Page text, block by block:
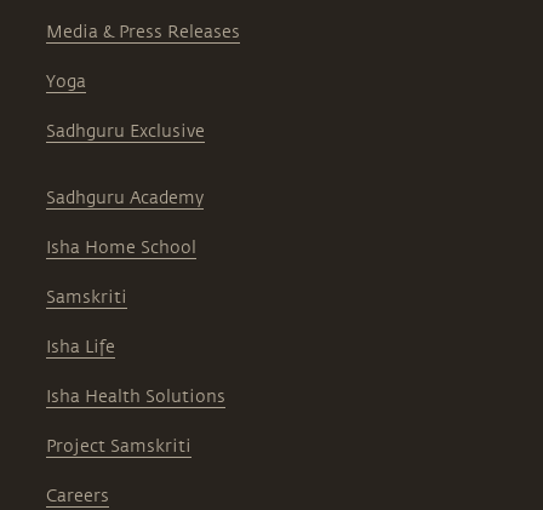
Media & Press Releases
Yoga
Sadhguru Exclusive
Sadhguru Academy
Isha Home School
Samskriti
Isha Life
Isha Health Solutions
Project Samskriti
Careers